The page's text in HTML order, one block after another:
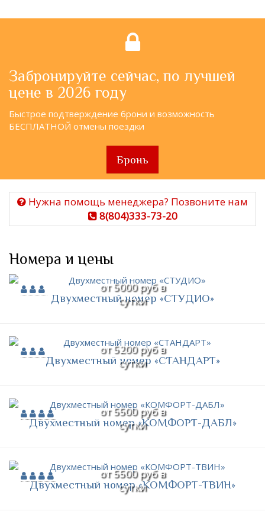
Забронируйте сейчас, по лучшей
цене в 2026 году
Быстрое подтверждение брони и возможность
БЕСПЛАТНОЙ отмены поездки
Бронь
Нужна помощь менеджера? Позвоните нам
8(804)333-73-20
Номера и цены
от 5000 руб в
сутки
Двухместный номер «СТУДИО»
от 5200 руб в
сутки
Двухместный номер «СТАНДАРТ»
от 5500 руб в
сутки
Двухместный номер «КОМФОРТ-ДАБЛ»
от 5500 руб в
сутки
Двухместный номер «КОМФОРТ-ТВИН»